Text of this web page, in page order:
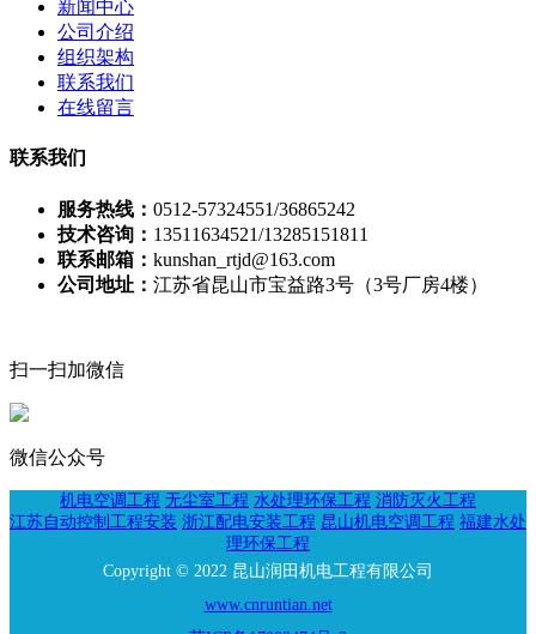
新闻中心
公司介绍
组织架构
联系我们
在线留言
联系我们
服务热线： 0512-57324551/36865242
技术咨询： 13511634521/13285151811
联系邮箱： kunshan_rtjd@163.com
公司地址： 江苏省昆山市宝益路3号（3号厂房4楼）
扫一扫加微信
微信公众号
机电空调工程 无尘室工程 水处理环保工程 消防灭火工程
江苏自动控制工程安装 浙江配电安装工程 昆山机电空调工程 福建水处
理环保工程
Copyright © 2022 昆山润田机电工程有限公司
www.cnruntian.net